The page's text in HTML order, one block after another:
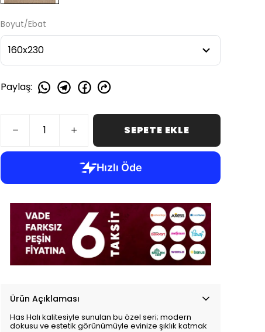
Boyut/Ebat
Paylaş:
SEPETE EKLE
Ürün Açıklaması
Has Halı kalitesiyle sunulan bu özel seri; modern
dokusu ve estetik görünümüyle evinize şıklık katmak